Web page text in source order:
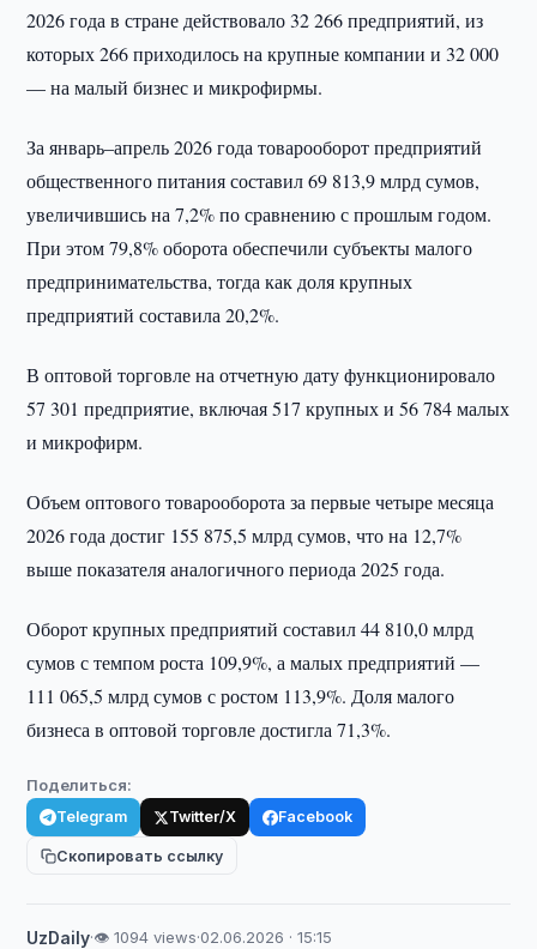
2026 года в стране действовало 32 266 предприятий, из
которых 266 приходилось на крупные компании и 32 000
— на малый бизнес и микрофирмы.
За январь–апрель 2026 года товарооборот предприятий
общественного питания составил 69 813,9 млрд сумов,
увеличившись на 7,2% по сравнению с прошлым годом.
При этом 79,8% оборота обеспечили субъекты малого
предпринимательства, тогда как доля крупных
предприятий составила 20,2%.
В оптовой торговле на отчетную дату функционировало
57 301 предприятие, включая 517 крупных и 56 784 малых
и микрофирм.
Объем оптового товарооборота за первые четыре месяца
2026 года достиг 155 875,5 млрд сумов, что на 12,7%
выше показателя аналогичного периода 2025 года.
Оборот крупных предприятий составил 44 810,0 млрд
сумов с темпом роста 109,9%, а малых предприятий —
111 065,5 млрд сумов с ростом 113,9%. Доля малого
бизнеса в оптовой торговле достигла 71,3%.
Поделиться:
Telegram Twitter/X Facebook
Скопировать ссылку
UzDaily·👁 1094 views·02.06.2026 · 15:15